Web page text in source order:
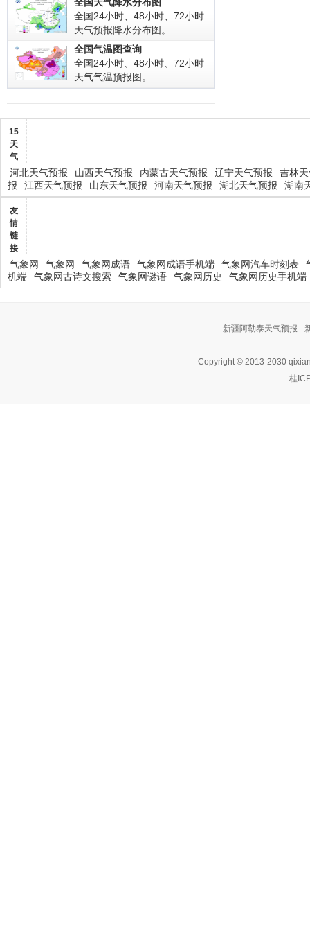
全国24小时、48小时、72小时
天气预报降水分布图。
全国气温图查询
全国24小时、48小时、72小时
天气气温预报图。
15
天
气
河北天气预报 山西天气预报 内蒙古天气预报 辽宁天气预报
吉林
报
江西天气预报 山东天气预报 河南天气预报 湖北天气预报 湖南
友
情
链
接
气象网 气象网 气象网成语 气象网成语手机端 气象网汽车时刻表
机端
气象网古诗文搜索 气象网谜语 气象网历史 气象网历史手机端
新疆阿勒泰天气预报 -
Copyright © 2013-2030
桂